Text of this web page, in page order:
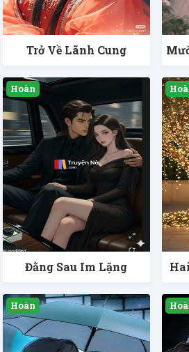
Trở Về Lãnh Cung
Đằng Sau Im Lặng